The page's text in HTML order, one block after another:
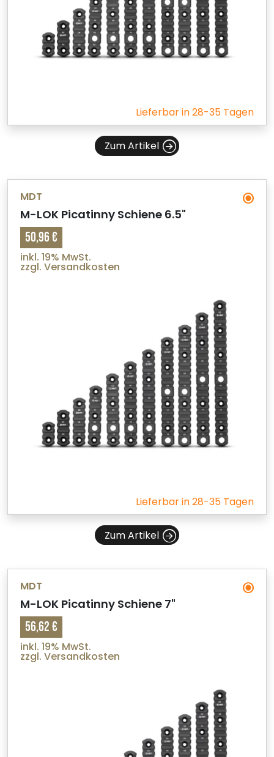
Lieferbar in 28-35 Tagen
Zum Artikel
MDT
M-LOK Picatinny Schiene 6.5"
50,96 €
inkl. 19% MwSt.
zzgl. Versandkosten
Lieferbar in 28-35 Tagen
Zum Artikel
MDT
M-LOK Picatinny Schiene 7"
56,62 €
inkl. 19% MwSt.
zzgl. Versandkosten